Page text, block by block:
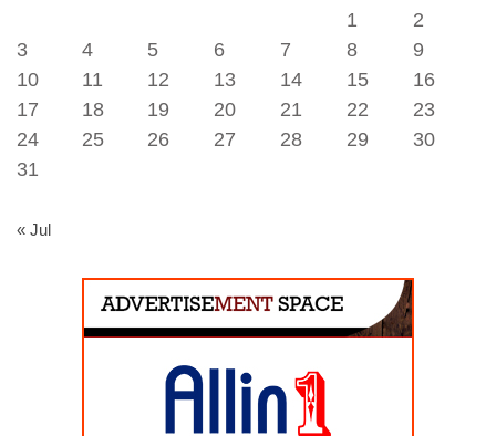
1
2
3
4 5 6 7 8
9
10
11 12 13 14 15
16
17
18 19 20 21 22
23
24
25 26 27 28 29
30
31
« Jul